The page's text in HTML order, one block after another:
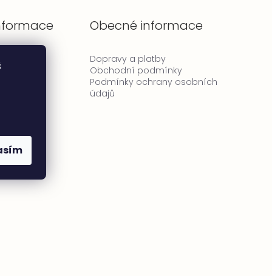
Obecné informace
Dopravy a platby
Obchodní podmínky
Podmínky ochrany osobních
údajů